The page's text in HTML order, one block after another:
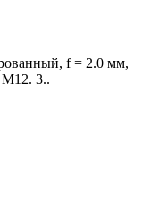
f = 2.0 мм,
3..